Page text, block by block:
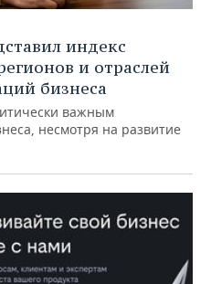
индекс
и отраслей
бизнеса
важным
несмотря на развитие